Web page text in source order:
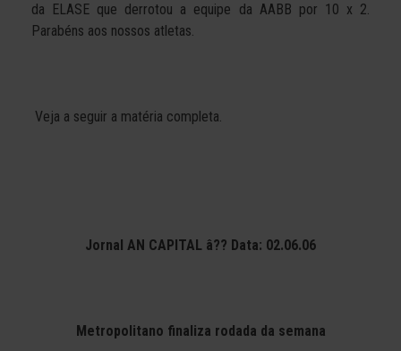
da ELASE que derrotou a equipe da AABB por 10 x 2.
Parabéns aos nossos atletas.
Veja a seguir a matéria completa.
Jornal AN CAPITAL â?? Data: 02.06.06
Metropolitano finaliza rodada da semana